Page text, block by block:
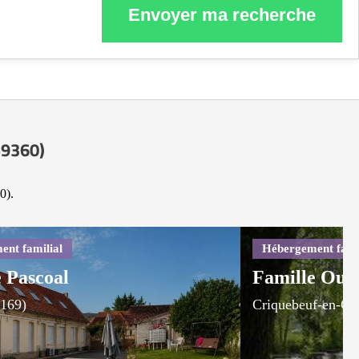
Envoyer ma recherche
Famille
Criquebeuf-en-